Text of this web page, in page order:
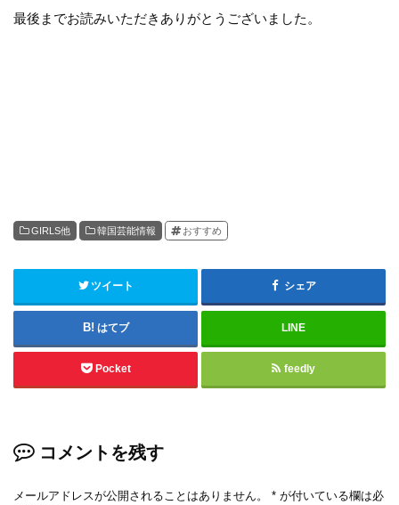
最後までお読みいただきありがとうございました。
GIRLS他 韓国芸能情報 おすすめ
ツイート シェア
はてブ LINE
Pocket feedly
コメントを残す
メールアドレスが公開されることはありません。 * が付いている欄は必